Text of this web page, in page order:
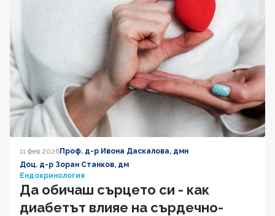
11 фев 2026Проф. д-р Ивона Даскалова, дмн
Доц. д-р Зоран Станков, дм
Ендокринология
Да обичаш сърцето си - как
диабетът влияе на сърдечно-